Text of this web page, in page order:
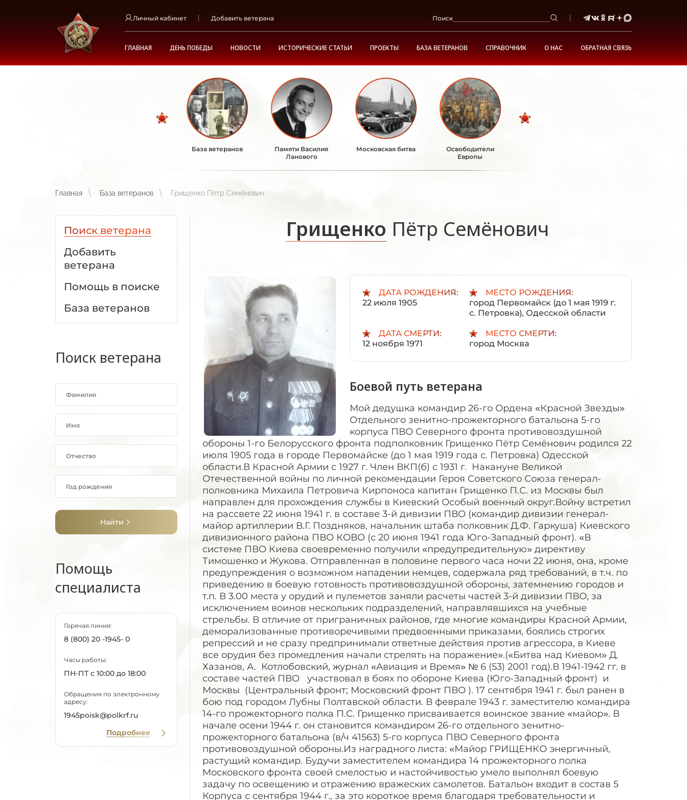
Личный кабинет Добавить ветерана Поиск
ГЛАВНАЯ ДЕНЬ ПОБЕДЫ НОВОСТИ ИСТОРИЧЕСКИЕ СТАТЬИ ПРОЕКТЫ БАЗА ВЕТЕРАНОВ СПРАВОЧНИК О НАС ОБРАТНАЯ СВЯЗЬ
База ветеранов
Памяти Василия
Ланового
Московская битва
Освободители
Европы
Главная База ветеранов Грищенко Пётр Семёнович
Поиск ветерана
Добавить
ветерана
Помощь в поиске
База ветеранов
Поиск ветерана
Найти
Помощь
специалиста
Горячая линия:
8 (800) 20 -1945- 0
Часы работы:
ПН-ПТ с 10:00 до 18:00
Обращения по электронному
адресу:
1945poisk@polkrf.ru
Подробнее
Грищенко Пётр Семёнович
ДАТА РОЖДЕНИЯ:
22 июля 1905
МЕСТО РОЖДЕНИЯ:
город Первомайск (до 1 мая 1919 г.
с. Петровка), Одесской области
ДАТА СМЕРТИ:
12 ноября 1971
МЕСТО СМЕРТИ:
город Москва
Боевой путь ветерана
Мой дедушка командир 26-го Ордена «Красной Звезды» Отдельного зенитно-прожекторного батальона 5-го корпуса ПВО Северного фронта противовоздушной обороны 1-го Белорусского фронта подполковник Грищенко Пётр Семёнович родился 22 июля 1905 года в городе Первомайске (до 1 мая 1919 года с. Петровка) Одесской области.В Красной Армии с 1927 г. Член ВКП(б) с 1931 г. Накануне Великой Отечественной войны по личной рекомендации Героя Советского Союза генерал-полковника Михаила Петровича Кирпоноса капитан Грищенко П.С. из Москвы был направлен для прохождения службы в Киевский Особый военный округ.Войну встретил на рассвете 22 июня 1941 г. в составе 3-й дивизии ПВО (командир дивизии генерал-майор артиллерии В.Г. Поздняков, начальник штаба полковник Д.Ф. Гаркуша) Киевского дивизионного района ПВО КОВО (с 20 июня 1941 года Юго-Западный фронт). «В системе ПВО Киева своевременно получили «предупредительную» директиву Тимошенко и Жукова. Отправленная в половине первого часа ночи 22 июня, она, кроме предупреждения о возможном нападении немцев, содержала ряд требований, в т.ч. по приведению в боевую готовность противовоздушной обороны, затемнению городов и т.п. В 3.00 места у орудий и пулеметов заняли расчеты частей 3-й дивизии ПВО, за исключением воинов нескольких подразделений, направлявшихся на учебные стрельбы. В отличие от приграничных районов, где многие командиры Красной Армии, деморализованные противоречивыми предвоенными приказами, боялись строгих репрессий и не сразу предпринимали ответные действия против агрессора, в Киеве все орудия без промедления начали стрелять на поражение».(«Битва над Киевом» Д. Хазанов, А. Котлобовский, журнал «Авиация и Время» № 6 (53) 2001 год).В 1941-1942 гг. в составе частей ПВО участвовал в боях по обороне Киева (Юго-Западный фронт) и Москвы (Центральный фронт; Московский фронт ПВО ). 17 сентября 1941 г. был ранен в бою под городом Лубны Полтавской области. В феврале 1943 г. заместителю командира 14-го прожекторного полка П.С. Грищенко присваивается воинское звание «майор». В начале осени 1944 г. он становится командиром 26-го отдельного зенитно-прожекторного батальона (в/ч 41563) 5-го корпуса ПВО Северного фронта противовоздушной обороны.Из наградного листа: «Майор ГРИЩЕНКО энергичный, растущий командир. Будучи заместителем командира 14 прожекторного полка Московского фронта своей смелостью и настойчивостью умело выполнял боевую задачу по освещению и отражению вражеских самолетов. Батальон входит в состав 5 Корпуса с сентября 1944 г., за это короткое время благодаря требовательности и умения майора ГРИЩЕНКО батальон выведен в число передовых в Корпусе. В настоящее время батальон вполне боеспособен и может выполнить любую поставленную задачу.За добросовестную, кропотливую работу, за беспредельную преданность Социалистической Родине, за умелое воспитание личного состава, за высокую боевую выучку достоин Правительственной награды – ордена «Отечественная война I степени».КОМАНДИР 5 КОРПУСА ПВО ГЕНЕРАЛ-МАЙОР АРТИЛЛЕРИИ /АНТОНЕНКО/ 3 декабря 1944 г.».(Михаил Васильевич Антоненко без вcякого преувеличения - легендарная личность. В 27 лет под псевдонимом «Лейтенант Антонио» он участвовал в национально-революционной войне в Испании, был командиром 4-й «испанской» зенитной батареи военно-морской базы Малага. Под его командованием батарея сбила 7 фашистских самолётов).26-й ОЗПрБ комбата Грищенко принимал участие в освобождении го­родов Елец, Брянск, Мозырь, Барановичи, Брест, Лодзь, Кюстрин и в штурме Берлина. Из воспоминаний командира прожекторного взвода 26-го ОЗПрБ Абрама Матвеевич Галича (родился 15 сентября 1922 года в Омске в се­мье служащего, участника Первой ми­ровой и Гражданской войн): «После присвоения звания младшего лейтенанта я был направлен в только что освобожденный Орёл в распоряжение командира 26-го отдельного зенитно-прожекторного батальона майора Грищенко на должность командира взвода. Взвод состоял из четырех прожекторных стан­ций. Назначение двух станций-искателей, как мы их называли, было в том, чтобы с помощью прожек­торов и звукоулавливателя нащупать лучом само­лет противника. Две другие станции — «сопроводители» подхватывали самолет в перекрестке лучей, высвечивали его. «Огневикам» оставалось лишь добить «пойманную бабочку».В батальоне были три роты, в каждой роте — по три взвода. Наша 2-я рота (командир лейтенант Сыч) и 3-я (командир лейтенант Кирчетов) оборо­няли Орёл и его железнодорожную станцию, 1-я рота (командир лейтенант Коновалов) стояла в Брянске. Все атаки немецких бомбардировщиков (в основ­ном Ю-88 и Хейнкель-111), с целью вывести из строя железнодорожные станции, оказались безре­зультатными. Наши роты и зенитно-артиллерийские дивизионы, взаимодействовавшие с нами, свою задачу выполнили.Несмотря на то, что нам запрещали работать по наземным целям, иногда и «потихоньку» мы это делали. Возле хуторов под Барановичами была обнаружена группа немецких парашютистов. На позицию старшего сержанта Долгополова, где я находился, поступил телефонный звонок с предуп­реждением, что в этом квадрате возможно появле­ние немцев. Диверсанты, как позже нам стало из­вестно, имели задание уничтожить станции. Полу­чив сообщение, я дал команду «обшарить» лучом ближний лес. Парашютисты в это время выходили на опушку — тут-то и встретил их наш луч. Пока второй номер расчета регулировал подачу углей лампы, а первый номер дальше обшаривал лес, я, Долгополов, электрик и телефонист вели коротки­ми очередями огонь по диверсантам. Четырех че­ловек мы уложили, остальные ушли. Мы их не ста­ли преследовать, так как нас мало и рисковать расчетами было нельзя. Поскольку все обошлось благополучно, я не стал докладывать командиру роты, потому что знал, что начальство нервно реа­гирует на такое. Работу по наземному противнику оно называло «хулиганством». Но шила в мешке не утаишь. Комбату майору Грищенко я все-таки до­ложил, а он поворчал немного, а потом сказал:— А что же ты хотел, чтобы они вас перереза­ли, как кур? Я бы так же поступил.А впереди у нас была оборона Барановичей, Бреста, Лодзи от фашистских самолетов. И, нако­нец — Берлинская операция, где, нарушив прежние правила, мы работали по наземному противнику, ослепляя его и не давая вести прицельный огонь. Хочу об этой операции рассказать подробнее. Ночь с 15 по 16 апреля выдалась теплой и звез­дной. Со всех сторон в небо взлетали, вспыхивая, ракеты разных цветов.Очень томительно тянулось время. И вот нако­нец вздрогнула земля от залпов тысяч орудий. Небо прочертили огненные трассы — ударили «катюши». В ответ начали бить немцы из орудий и миноме­тов.Как я и предполагал, связь между точками мо­его взвода нарушилась в первые же минуты. Но я не решился посылать солдат на ее восстановление. Она бы опять быстро нарушилась, а риск потерять людей был большой. Задача была ясна и так. Те­перь только ждали одного общего сигнала для всех: «Луч в зенит».Наконец, на КП батальона вспыхнул луч в зенит. «Луч» — гаркнул я в самое ухо второму номеру, и в ту же секунду по всему фронту зажглись лучи в сторону противника. Наверное, с высоты это выг­лядело, как фантастическое зрелище.Мы настолько увлеклись делом, что не сразу заметили, как мимо нас в сторону противника по­шли танки и пехота. Артиллерия смолкла.Пехотинцам явно понравилось наше освещение. Они кричали: «Спасибо, хлопцы! Как на балу! Так веселее идти в бой».Потом мы узнали, как реагировали немцы: «Со стороны русских — непонятный мощный свет. Мы ничего не видим, это какой-то новый вид оружия, может быть — химия!»Ослёпленные гитлеровцы не смогли вести при­цельный огонь по атакующим, эффект был налицо. И это подтвердили впоследствии пленные немец­кие солдаты».Потери, конечно, были — война есть война, в нашем батальоне, куда я был прикомандирован со взводом на время этой операции, были убиты лей­тенант Денисов, младший лейтенант Никольский, старший сержант Ходеев, Копылов, красноармей­цы Савчук, Перевертайленко, связистка Набережнева. Мы их помним и никогда не забудем. Об участии прожекторов в прорыве обороны хорошо написал в своей книге бывший тогда начальник штаба 301-й дивизии генерал М.И. Сафо­нов. Мы действовали тогда в полосе 5-й ударной армии генерала Берзарина, в которую входила 301-я дивизия.Многих моих однополчан уже нет с нами. С оставшимися в живых общаться лично стало за­труднительно, но боевые годы, проведенные вместе, никогда не забудутся, как и сами боевые товарищи.(«Живые о живых … и павших». — Саратов: Дет. книга, 2000). При подготовке Берлинской операции в начале апреля 1945 года комбат Грищенко подаёт рапорт с предложением по использованию зенитных прожекторов для ослепления войск противника.Из наградного листа: «Майор ГРИЩЕНКО отлично подготовил свой батальон к выполнению задачи по ослеплению противника на переднем крае в боевой операции 69 Армии 16.4.1945 года.Лично производил рекогносцировку для всех своих прожекторных установок и руководил инженерными работами по подготовке позиций к боевой работе. Во время операции был назначен Начальником прожекторной группы Армии и в бою руководил всеми прожекторными средствами Армии с НП командующего Артиллерией 61 СК.Умелым руководством Майор ГРИЩЕНКО обеспечил успешное выполнение прожекторными частями своих задач с минимальными потерями в личном составе и технике. Приказом по Войскам 69 Армии № 0157 от 18.4.45 г. всему личному составу прожекторных частей объявлена благодарность.За умелое руководство боевой операцией прожекторных частей Армии и проявленное при этом мужество Майор ГРИЩЕНКО достоин правительственной награды – ОРДЕНА «КРАСНОЕ ЗНАМЯ».ЗАМ. КОМАНДУЮЩЕГО АРТИЛЛЕРИЕЙ 69 АРМИИ ПО ПВО ПОЛКОВНИК /ДОБРОТВОРСКИЙ/ 27 апреля 1945 г.».Накануне начала Берлинской наступательной операции 15 апреля 1945 года по личному указанию командующего войсками 1-го Белорусского фронта Маршала Советского Союза Г.К. Жукова, все прожекторные части 5-го корпуса ПВО заняли боевые порядки на Кюстринском плацдарме для освещения наземных целей и ослепления противника на участках прорыва. 143 зенитных прожектора, размещенных на и